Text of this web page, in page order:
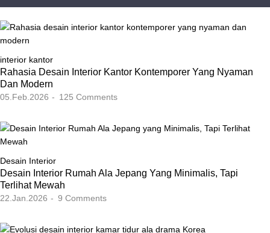
interior kantor
Rahasia Desain Interior Kantor Kontemporer Yang Nyaman
Dan Modern
05.Feb.2026 125 Comments
Desain Interior
Desain Interior Rumah Ala Jepang Yang Minimalis, Tapi
Terlihat Mewah
22.Jan.2026 9 Comments